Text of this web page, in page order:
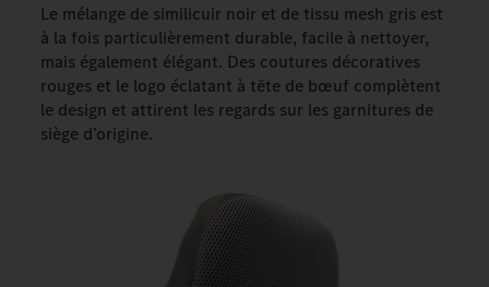
Le mélange de similicuir noir et de tissu mesh gris est
à la fois particulièrement durable, facile à nettoyer,
mais également élégant. Des coutures décoratives
rouges et le logo éclatant à tête de bœuf complètent
le design et attirent les regards sur les garnitures de
siège d’origine.